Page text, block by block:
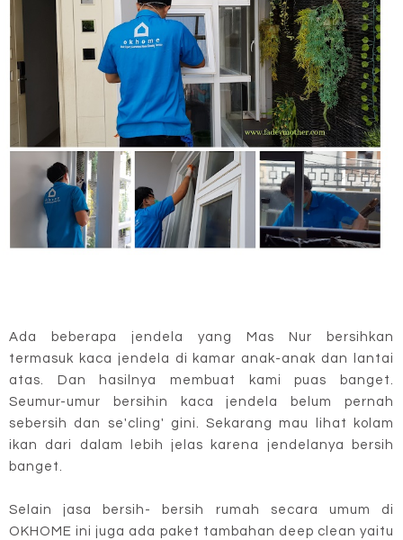
Ada beberapa jendela yang Mas Nur bersihkan
termasuk kaca jendela di kamar anak-anak dan lantai
atas. Dan hasilnya membuat kami puas banget.
Seumur-umur bersihin kaca jendela belum pernah
sebersih dan se'cling' gini. Sekarang mau lihat kolam
ikan dari dalam lebih jelas karena jendelanya bersih
banget.
Selain jasa bersih- bersih rumah secara umum di
OKHOME ini juga ada paket tambahan deep clean yaitu